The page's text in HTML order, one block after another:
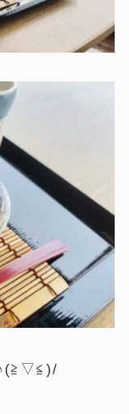
♪(≧▽≦)/